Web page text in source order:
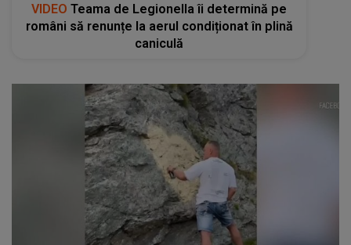
VIDEO Teama de Legionella îi determină pe
români să renunțe la aerul condiționat în plină
caniculă